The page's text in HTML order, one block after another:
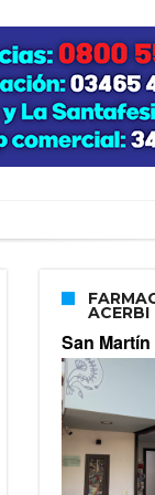
ACERBI
San Martín